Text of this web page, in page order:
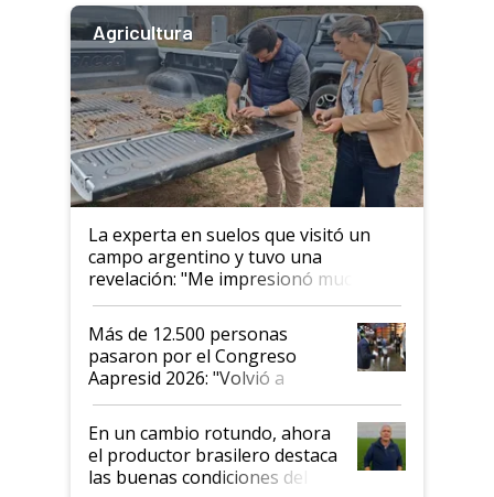
Agricultura
La experta en suelos que visitó un
campo argentino y tuvo una
revelación: "Me impresionó mucho"
Más de 12.500 personas
pasaron por el Congreso
Aapresid 2026: "Volvió a
demostrar que hablar del
suelo es hablar de todo el
sistema productivo"
En un cambio rotundo, ahora
el productor brasilero destaca
las buenas condiciones del